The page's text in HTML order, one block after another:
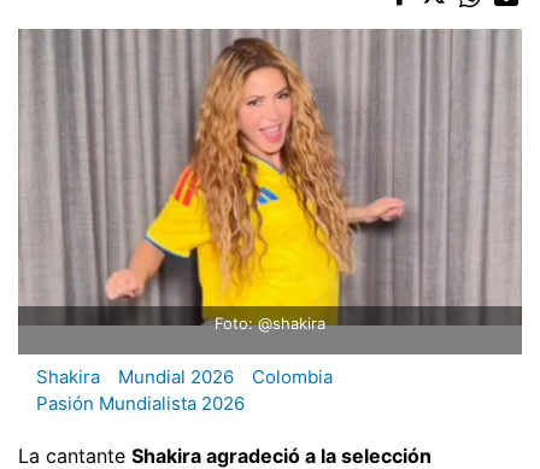
Foto: @shakira
Shakira Mundial 2026
Colombia
Pasión Mundialista 2026
La cantante Shakira agradeció a la selección